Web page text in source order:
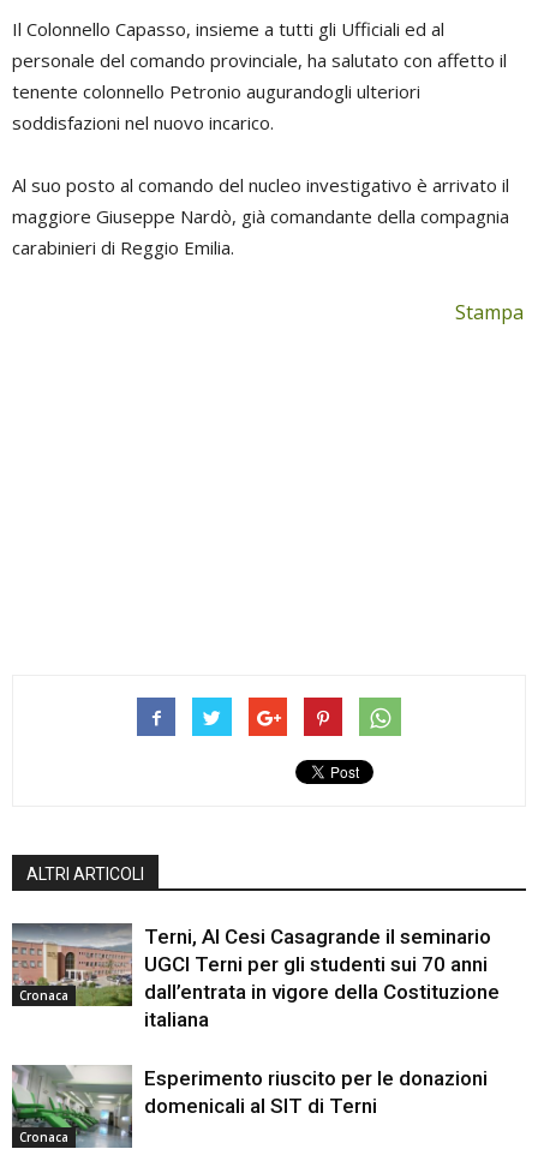
Il Colonnello Capasso, insieme a tutti gli Ufficiali ed al
personale del comando provinciale, ha salutato con affetto il
tenente colonnello Petronio augurandogli ulteriori
soddisfazioni nel nuovo incarico.
Al suo posto al comando del nucleo investigativo è arrivato il
maggiore Giuseppe Nardò, già comandante della compagnia
carabinieri di Reggio Emilia.
Stampa
ALTRI ARTICOLI
Cronaca
Terni, Al Cesi Casagrande il seminario
UGCI Terni per gli studenti sui 70 anni
dall’entrata in vigore della Costituzione
italiana
Cronaca
Esperimento riuscito per le donazioni
domenicali al SIT di Terni